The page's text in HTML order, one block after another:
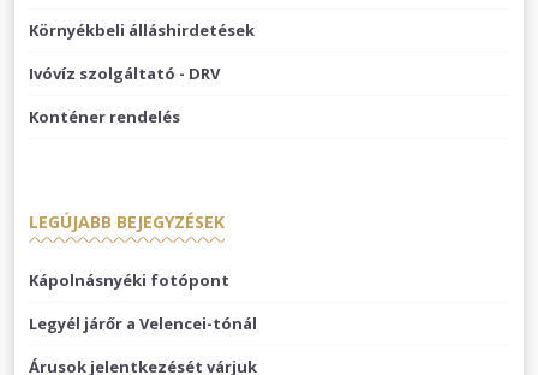
Környékbeli álláshirdetések
Ivóvíz szolgáltató - DRV
Konténer rendelés
LEGÚJABB BEJEGYZÉSEK
Kápolnásnyéki fotópont
Legyél járőr a Velencei-tónál
Árusok jelentkezését várjuk